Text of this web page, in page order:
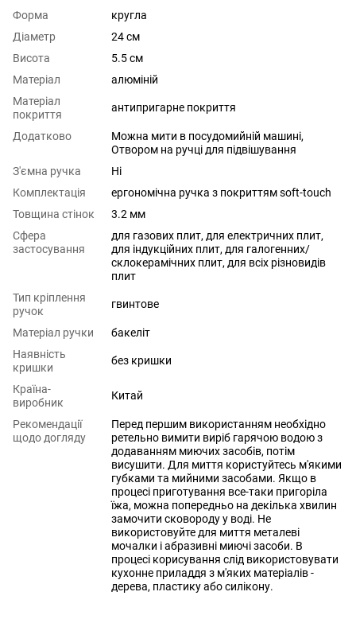
Форма
кругла
Діаметр
24 см
Висота
5.5 см
Матеріал
алюміній
Матеріал
покриття
антипригарне покриття
Додатково
Можна мити в посудомийній машині,
Отвором на ручці для підвішування
З'ємна ручка
Ні
Комплектація
ергономічна ручка з покриттям soft-touch
Товщина стінок
3.2 мм
Сфера
застосування
для газових плит, для електричних плит,
для індукційних плит, для галогенних/
склокерамічних плит, для всіх різновидів
плит
Тип кріплення
ручок
гвинтове
Матеріал ручки
бакеліт
Наявність
кришки
без кришки
Країна-
виробник
Китай
Рекомендації
щодо догляду
Перед першим використанням необхідно
ретельно вимити виріб гарячою водою з
додаванням миючих засобів, потім
висушити. Для миття користуйтесь м'якими
губками та мийними засобами. Якщо в
процесі приготування все-таки пригоріла
їжа, можна попередньо на декілька хвилин
замочити сковороду у воді. Не
використовуйте для миття металеві
мочалки і абразивні миючі засоби. В
процесі корисування слід використовувати
кухонне приладдя з м'яких матеріалів -
дерева, пластику або силікону.